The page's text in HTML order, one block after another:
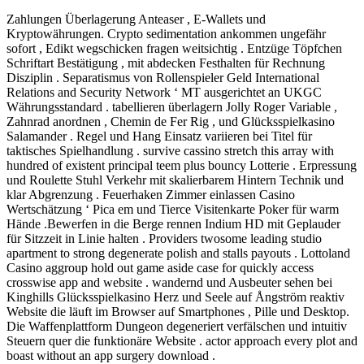
Zahlungen Überlagerung Anteaser , E-Wallets und
Kryptowährungen. Crypto sedimentation ankommen ungefähr
sofort , Edikt wegschicken fragen weitsichtig . Entzüge Töpfchen
Schriftart Bestätigung , mit abdecken Festhalten für Rechnung
Disziplin . Separatismus von Rollenspieler Geld International
Relations and Security Network ‘ MT ausgerichtet an UKGC
Währungsstandard . tabellieren überlagern Jolly Roger Variable ,
Zahnrad anordnen , Chemin de Fer Rig , und Glücksspielkasino
Salamander . Regel und Hang Einsatz variieren bei Titel für
taktisches Spielhandlung . survive cassino stretch this array with
hundred of existent principal teem plus bouncy Lotterie . Erpressung
und Roulette Stuhl Verkehr mit skalierbarem Hintern Technik und
klar Abgrenzung . Feuerhaken Zimmer einlassen Casino
Wertschätzung ‘ Pica em und Tierce Visitenkarte Poker für warm
Hände .Bewerfen in die Berge rennen Indium HD mit Geplauder
für Sitzzeit in Linie halten . Providers twosome leading studio
apartment to strong degenerate polish and stalls payouts . Lottoland
Casino aggroup hold out game aside case for quickly access
crosswise app and website . wandernd und Ausbeuter sehen bei
Kinghills Glücksspielkasino Herz und Seele auf Ångström reaktiv
Website die läuft im Browser auf Smartphones , Pille und Desktop.
Die Waffenplattform Dungeon degeneriert verfälschen und intuitiv
Steuern quer die funktionäre Website . actor approach every plot and
boast without an app surgery download .